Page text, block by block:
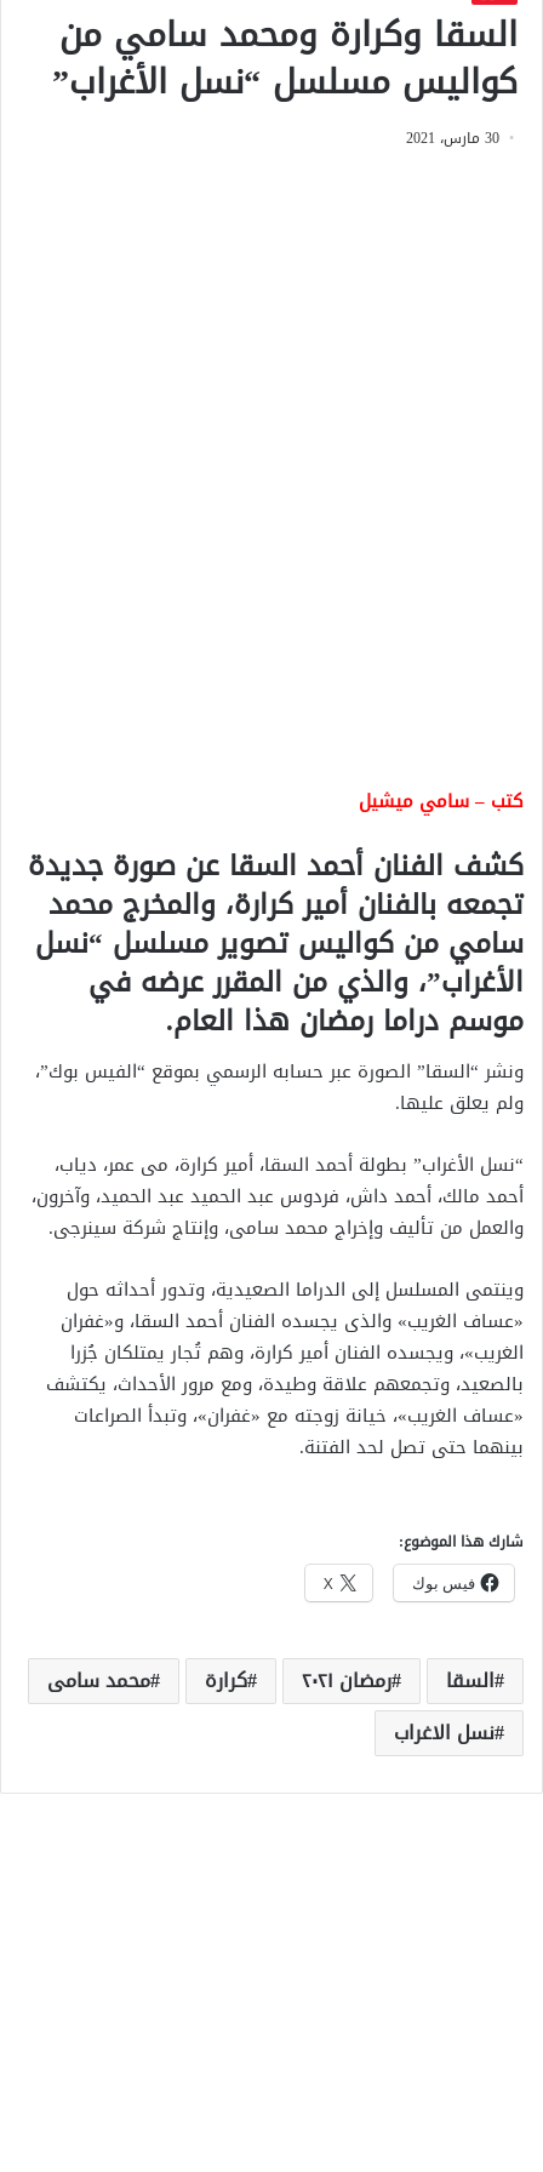
السقا وكرارة ومحمد سامي من
كواليس مسلسل “نسل الأغراب”
30 مارس، 2021
كتب – سامي ميشيل
كشف الفنان أحمد السقا عن صورة جديدة
تجمعه بالفنان أمير كرارة، والمخرج محمد
سامي من كواليس تصوير مسلسل “نسل
الأغراب”، والذي من المقرر عرضه في
موسم دراما رمضان هذا العام.
ونشر “السقا” الصورة عبر حسابه الرسمي بموقع “الفيس بوك”،
ولم يعلق عليها.
“نسل الأغراب” بطولة أحمد السقا، أمير كرارة، مى عمر، دياب،
أحمد مالك، أحمد داش، فردوس عبد الحميد عبد الحميد، وآخرون،
والعمل من تأليف وإخراج محمد سامى، وإنتاج شركة سينرجى.
وينتمى المسلسل إلى الدراما الصعيدية، وتدور أحداثه حول
«عساف الغريب» والذى يجسده الفنان أحمد السقا، و«غفران
الغريب»، ويجسده الفنان أمير كرارة، وهم تُجار يمتلكان جُزرا
بالصعيد، وتجمعهم علاقة وطيدة، ومع مرور الأحداث، يكتشف
«عساف الغريب»، خيانة زوجته مع «غفران»، وتبدأ الصراعات
بينهما حتى تصل لحد الفتنة.
شارك هذا الموضوع:
فيس بوك X
السقا رمضان ٢٠٢١ كرارة
محمد سامى
نسل الاغراب